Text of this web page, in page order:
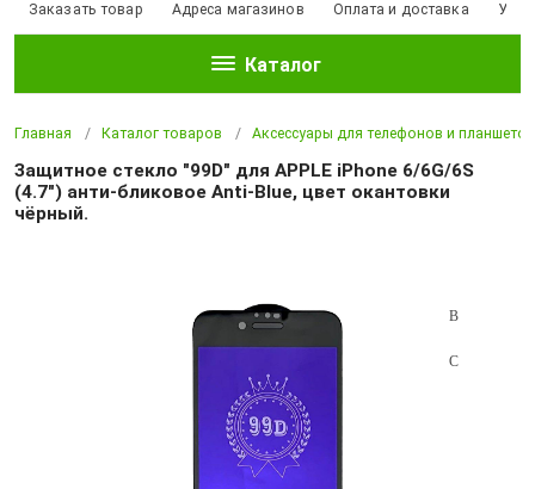
Заказать товар Адреса магазинов Оплата и доставка
Каталог
Главная Каталог товаров Аксессуары для телефонов и планшетов
Защитное стекло "99D" для APPLE iPhone 6/6G/6S
(4.7") анти-бликовое Anti-Blue, цвет окантовки
чёрный.